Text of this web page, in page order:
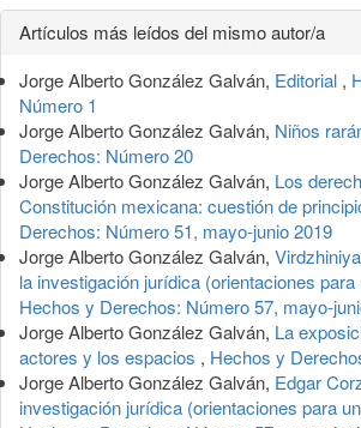
Detalles
del
artículo
Artículos más leídos del mismo autor/a
Jorge Alberto González Galván, Editorial ,
Número 1
Jorge Alberto González Galván, Niños
Derechos: Número 20
Jorge Alberto González Galván, Los
Constitución mexicana: cuestión de
Derechos: Número 51, mayo-junio 2019
Jorge Alberto González Galván,
la investigación jurídica (orientaciones para
Hechos y Derechos: Número 57, mayo-
Jorge Alberto González Galván, La
actores y los espacios , Hechos y
Jorge Alberto González Galván, Edgar
investigación jurídica (orientaciones para